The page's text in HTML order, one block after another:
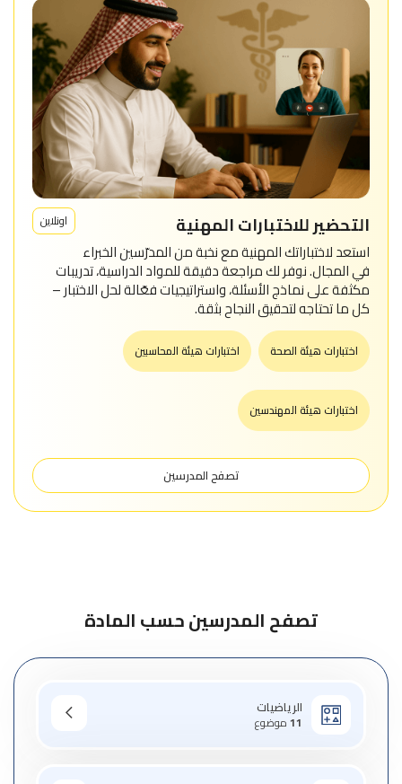
اونلاين التحضير للاختبارات المهنية
استعد لاختباراتك المهنية مع نخبة من المدرّسين الخبراء
في المجال. نوفر لك مراجعة دقيقة للمواد الدراسية، تدريبات
مكثفة على نماذج الأسئلة، واستراتيجيات فعّالة لحل الاختبار –
كل ما تحتاجه لتحقيق النجاح بثقة.
اختبارات هيئة الصحة اختبارات هيئة المحاسبين
اختبارات هيئة المهندسين
تصفح المدرسين
تصفح المدرسين حسب المادة
الرياضيات
11موضوع